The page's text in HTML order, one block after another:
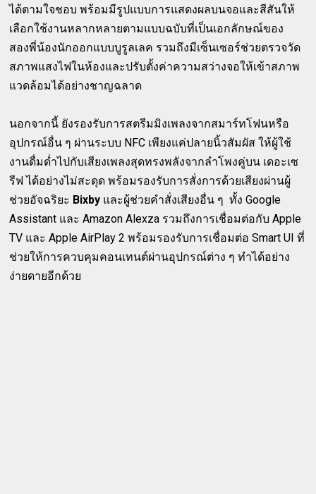
ได้ตามใจชอบ พร้อมมีรูปแบบการแสดงผลบนจอและสีสันให้
เลือกใช้งานหลากหลายตามแบบฉบับที่เป็นเอกลักษณ์ของ
สองพี่น้องนักออกแบบบูรูลเลค รวมถึงมีเซ็นเซอร์ช่วยตรวจวัด
สภาพแสงไฟในห้องและปรับตั้งค่าความสว่างจอให้เข้าสภาพ
แวดล้อมได้อย่างชาญฉลาด
นอกจากนี้ ยังรองรับการสตรีมมิงเพลงจากสมาร์ทโฟนหรือ
อุปกรณ์อื่น ๆ ผ่านระบบ NFC เพียงแค่ปลายนิ้วสัมผัส ให้ผู้ใช้
งานดื่มด่ำไปกับเสียงเพลงสุดทรงพลังจากลำโพงคู่บน เดอะเซ
รีฟ ได้อย่างไม่สะดุด พร้อมรองรับการสั่งการด้วยเสียงผ่านผู้
ช่วยอัจฉริยะ Bixby และผู้ช่วยคำสั่งเสียงอื่น ๆ ทั้ง Google
Assistant และ Amazon Alexza รวมถึงการเชื่อมต่อกับ Apple
TV และ Apple AirPlay 2 พร้อมรองรับการเชื่อมต่อ Smart UI ที่
ช่วยให้การควบคุมคอนเทนต์ผ่านอุปกรณ์ต่าง ๆ ทำได้อย่าง
ง่ายดายอีกด้วย